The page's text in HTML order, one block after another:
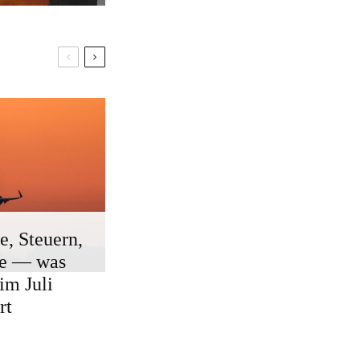
Steuern,
— was
Juli